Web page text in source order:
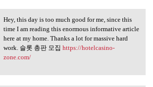
this day is too much
Hey, this day is too much good for me, since this
time I am reading this enormous informative article
here at my home. Thanks a lot for massive hard
work. 슬롯 총판 모집 https://hotelcasino-
zone.com/